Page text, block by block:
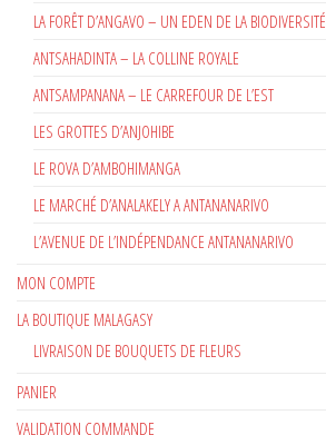
LA FORÊT D’ANGAVO – UN EDEN DE LA BIODIVERSITÉ
ANTSAHADINTA – LA COLLINE ROYALE
ANTSAMPANANA – LE CARREFOUR DE L’EST
LES GROTTES D’ANJOHIBE
LE ROVA D’AMBOHIMANGA
LE MARCHÉ D’ANALAKELY A ANTANANARIVO
L’AVENUE DE L’INDÉPENDANCE ANTANANARIVO
MON COMPTE
LA BOUTIQUE MALAGASY
LIVRAISON DE BOUQUETS DE FLEURS
PANIER
VALIDATION COMMANDE